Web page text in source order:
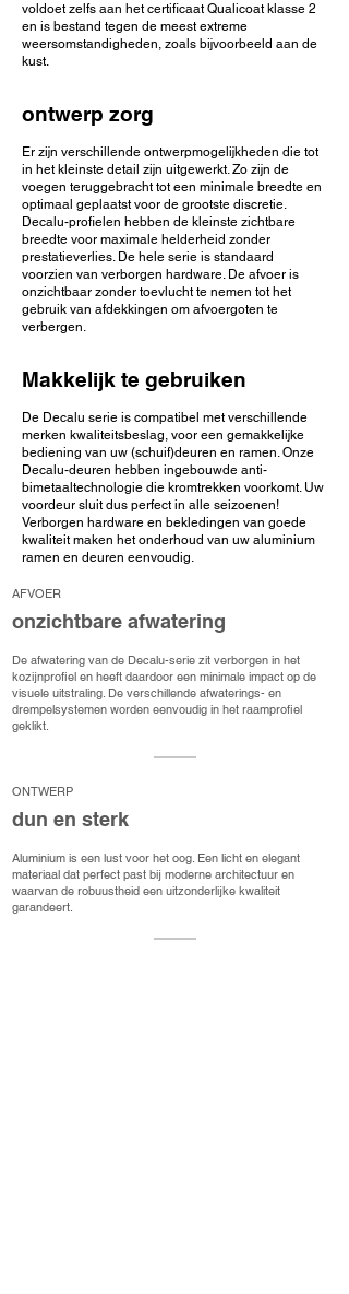
voldoet zelfs aan het certificaat Qualicoat klasse 2
en is bestand tegen de meest extreme
weersomstandigheden, zoals bijvoorbeeld aan de
kust.
ontwerp zorg
Er zijn verschillende ontwerpmogelijkheden die tot
in het kleinste detail zijn uitgewerkt. Zo zijn de
voegen teruggebracht tot een minimale breedte en
optimaal geplaatst voor de grootste discretie.
Decalu-profielen hebben de kleinste zichtbare
breedte voor maximale helderheid zonder
prestatieverlies. De hele serie is standaard
voorzien van verborgen hardware. De afvoer is
onzichtbaar zonder toevlucht te nemen tot het
gebruik van afdekkingen om afvoergoten te
verbergen.
Makkelijk te gebruiken
De Decalu serie is compatibel met verschillende
merken kwaliteitsbeslag, voor een gemakkelijke
bediening van uw (schuif)deuren en ramen. Onze
Decalu-deuren hebben ingebouwde anti-
bimetaaltechnologie die kromtrekken voorkomt. Uw
voordeur sluit dus perfect in alle seizoenen!
Verborgen hardware en bekledingen van goede
kwaliteit maken het onderhoud van uw aluminium
ramen en deuren eenvoudig.
AFVOER
onzichtbare afwatering
De afwatering van de Decalu-serie zit verborgen in het
kozijnprofiel en heeft daardoor een minimale impact op de
visuele uitstraling. De verschillende afwaterings- en
drempelsystemen worden eenvoudig in het raamprofiel
geklikt.
ONTWERP
dun en sterk
Aluminium is een lust voor het oog. Een licht en elegant
materiaal dat perfect past bij moderne architectuur en
waarvan de robuustheid een uitzonderlijke kwaliteit
garandeert.